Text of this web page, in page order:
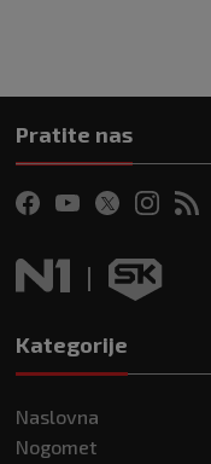
Pratite nas
Kategorije
Naslovna
Nogomet